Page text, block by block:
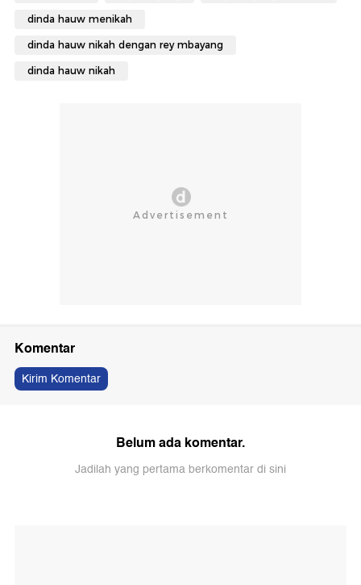
dinda hauw menikah
dinda hauw nikah dengan rey mbayang
dinda hauw nikah
Komentar
Kirim Komentar
Belum ada komentar.
Jadilah yang pertama berkomentar di sini